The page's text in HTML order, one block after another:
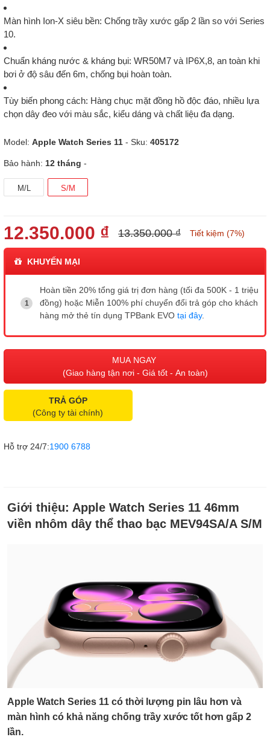
Màn hình Ion-X siêu bền: Chống trầy xước gấp 2 lần so với Series
10.
Chuẩn kháng nước & kháng bụi: WR50M7 và IP6X,8, an toàn khi
bơi ở độ sâu đến 6m, chống bụi hoàn toàn.
Tùy biến phong cách: Hàng chục mặt đồng hồ độc đáo, nhiều lựa
chọn dây đeo với màu sắc, kiểu dáng và chất liệu đa dạng.
Model: Apple Watch Series 11 - Sku: 405172
Bảo hành: 12 tháng -
M/L S/M
12.350.000 ₫ 13.350.000 ₫ Tiết kiệm (7%)
KHUYẾN MẠI
Hoàn tiền 20% tổng giá trị đơn hàng (tối đa 500K - 1 triệu
đồng) hoặc Miễn 100% phí chuyển đổi trả góp cho khách
hàng mở thẻ tín dụng TPBank EVO tại đây.
MUA NGAY
(Giao hàng tận nơi - Giá tốt - An toàn)
TRẢ GÓP
(Công ty tài chính)
Hỗ trợ 24/7:1900 6788
Giới thiệu: Apple Watch Series 11 46mm
viền nhôm dây thể thao bạc MEV94SA/A S/M
Apple Watch Series 11 có thời lượng pin lâu hơn và
màn hình có khả năng chống trầy xước tốt hơn gấp 2
lần.